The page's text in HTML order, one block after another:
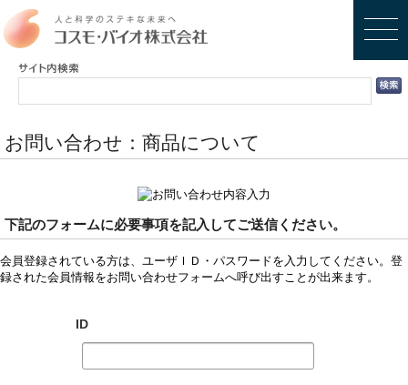
お問い合わせ：商品について
下記のフォームに必要事項を記入してご送信ください。
会員登録されている方は、ユーザＩＤ・パスワードを入力してください。登
録された会員情報をお問い合わせフォームへ呼び出すことが出来ます。
ID